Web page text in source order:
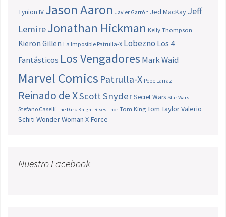
Tynion IV Jason Aaron Javier Garrón Jed MacKay Jeff
LemireJonathan Hickman Kelly Thompson
Kieron Gillen La Imposible Patrulla-X Lobezno Los 4
Fantásticos Los Vengadores Mark Waid
Marvel Comics Patrulla-X Pepe Larraz
Reinado de XScott SnyderSecret Wars Star Wars
Stefano Caselli The Dark Knight Rises Thor Tom King Tom TaylorValerio
Schiti Wonder Woman X-Force
Nuestro Facebook